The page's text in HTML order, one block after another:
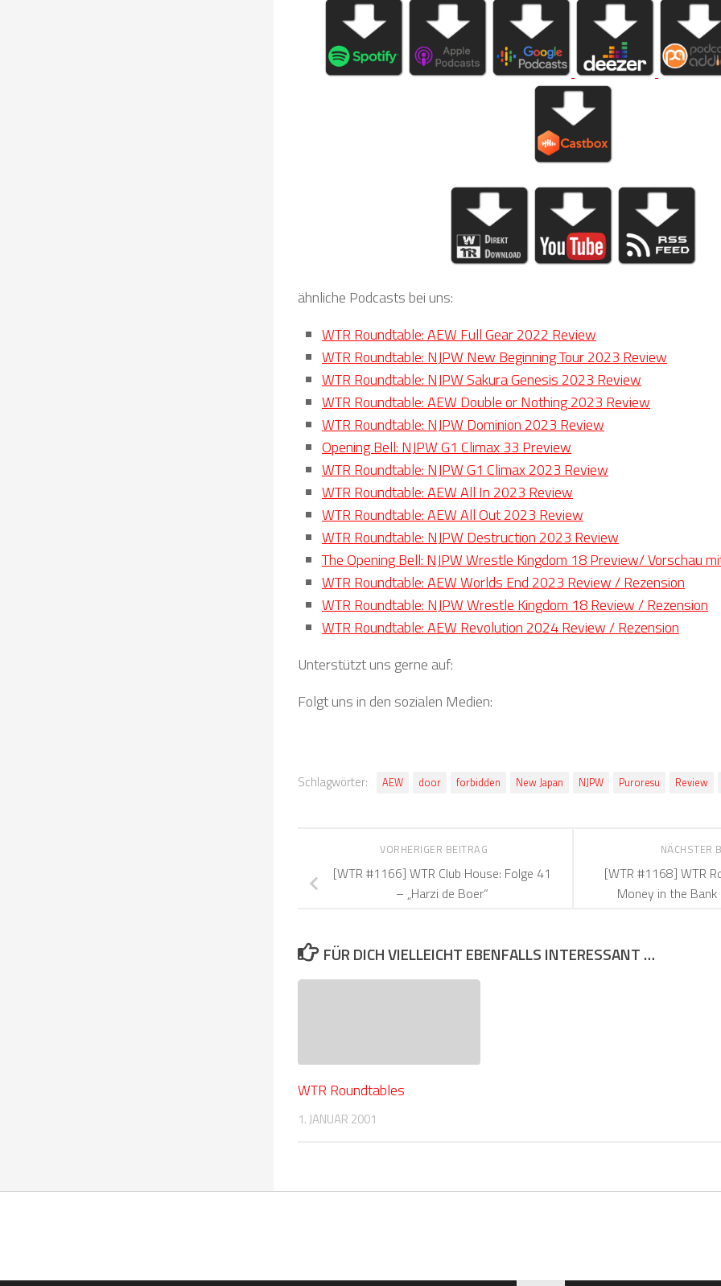
ähnliche Podcasts bei uns:
WTR Roundtable: AEW Full Gear 2022 Review
WTR Roundtable: NJPW New Beginning Tour 2023 Review
WTR Roundtable: NJPW Sakura Genesis 2023 Review
WTR Roundtable: AEW Double or Nothing 2023 Review
WTR Roundtable: NJPW Dominion 2023 Review
Opening Bell: NJPW G1 Climax 33 Preview
WTR Roundtable: NJPW G1 Climax 2023 Review
WTR Roundtable: AEW All In 2023 Review
WTR Roundtable: AEW All Out 2023 Review
WTR Roundtable: NJPW Destruction 2023 Review
The Opening Bell: NJPW Wrestle Kingdom 18 Preview/ Vorschau
WTR Roundtable: AEW Worlds End 2023 Review / Rezension
WTR Roundtable: NJPW Wrestle Kingdom 18 Review / Rezension
WTR Roundtable: AEW Revolution 2024 Review / Rezension
Unterstützt uns gerne auf:
Folgt uns in den sozialen Medien:
Schlagwörter: AEW door forbidden New Japan NJPW Puroresu Review
NÄCHSTER
[WTR #1168] WTR
Money in the
VORHERIGER BEITRAG
[WTR #1166] WTR Club House: Folge 41
– „Harzi de Boer“
FÜR DICH VIELLEICHT EBENFALLS INTERESSANT …
WTR Roundtables
1. JANUAR 2001